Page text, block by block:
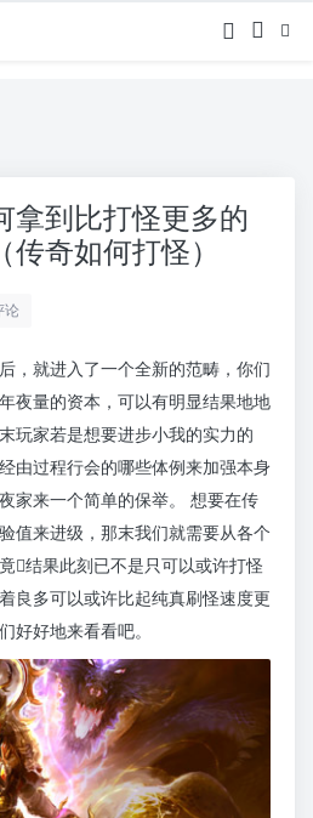
拿到比打怪更多的
奇如何打怪）
论
，就进入了一个全新的范畴，你们
夜量的资本，可以有明显结果地地
玩家若是想要进步小我的实力的
由过程行会的哪些体例来加强本身
家来一个简单的保举。 想要在传
值来进级，那末我们就需要从各个
结果此刻已不是只可以或许打怪
良多可以或许比起纯真刷怪速度更
好好地来看看吧。